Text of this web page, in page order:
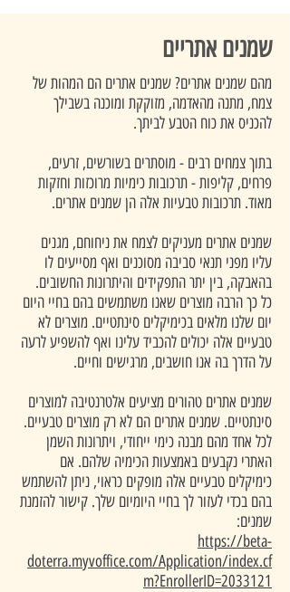
שמנים אתריים
מהם שמנים אתרים? שמנים אתרים הם המהות של
צמח, מתנה מהאדמה, מזוקקת ומוכנה בשבילך
להכניס את כוח הטבע לביתך.
בתוך צמחים רבים - מוסתרים בשורשים, זרעים,
פרחים, קליפות - תרכובות כימיות מרוכזות וחזקות
מאוד. תרכובות טבעיות אלה הן שמנים אתרים.
שמנים אתרים מעניקים לצמח את ניחוחם, מגנים
עליו מפני תנאי סביבה מסוכנים ואף מסייעים לו
בהאבקה, בין יתר התפקידים והיתרונות החשובים.
כל כך הרבה מוצרים שאנו משתמשים בהם בחיי היום
יום שלנו מלאים בכימיקלים סינתטיים. מוצרים לא
טבעיים אלה יכולים להכביד עלינו ואף להשפיע לרעה
על הדרך בה אנו חושבים, מרגישים וחיים.
שמנים אתרים טהורים מציעים אלטרנטיבה למוצרים
סינתטיים. שמנים אתרים הם לא רק מוצרים טבעיים.
לכל אחד מהם מבנה כימי ייחודי, ויתרונות השמן
האתרי נקבעים באמצעות הכימיה שלהם. אם
כימיקלים טבעיים אלה מופקים כראוי, ניתן להשתמש
בהם בכדי לעזור לך בחיי היומיום שלך. קישור להזמנת
שמנים:
https://beta-
doterra.myvoffice.com/Application/index.cf
m?EnrollerID=2033121